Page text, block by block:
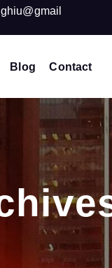
Blog Contact